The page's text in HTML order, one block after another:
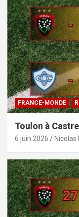
FRANCE-MONDE
Toulon à
6 juin 2026 Nicolas